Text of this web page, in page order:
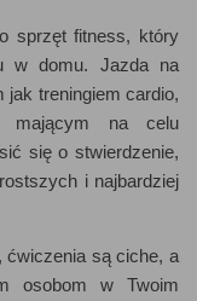
sprzęt fitness, który
w domu. Jazda na
treningiem cardio,
mającym na celu
się o stwierdzenie,
i najbardziej
ćwiczenia są ciche, a
osobom w Twoim